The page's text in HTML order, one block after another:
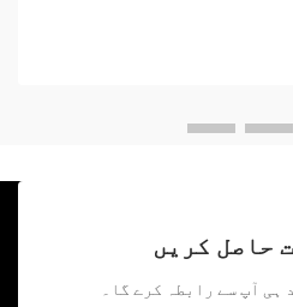
حاصل کریں
ہی آپ سے رابطہ کرے گا۔